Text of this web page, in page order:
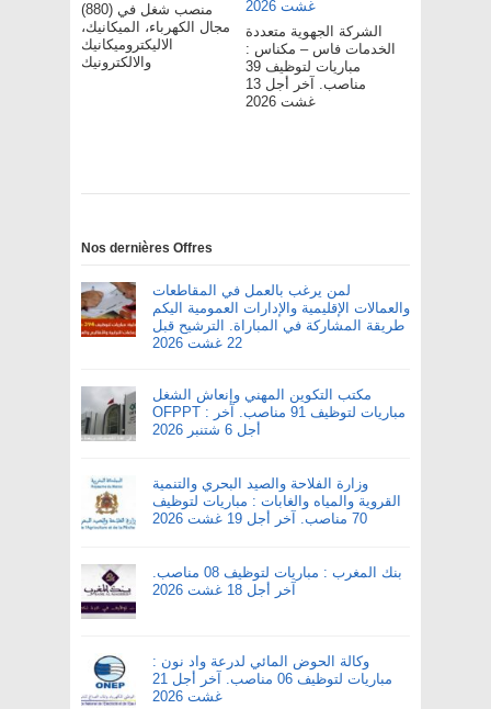
(880) منصب شغل في
مجال الكهرباء، الميكانيك،
الاليكتروميكانيك
والالكترونيك
الشركة الجهوية متعددة
الخدمات فاس – مکناس :
مباريات لتوظيف 39
مناصب. آخر أجل 13
غشت 2026
Nos dernières Offres
لمن يرغب بالعمل في المقاطعات
والعمالات الإقليمية والإدارات العمومية اليكم
طريقة المشاركة في المباراة. الترشيح قبل
22 غشت 2026
مكتب التكوين المهني وإنعاش الشغل
OFPPT : مباريات لتوظيف 91 مناصب. آخر
أجل 6 شتنبر 2026
وزارة الفلاحة والصيد البحري والتنمية
القروية والمياه والغابات : مباريات لتوظيف
70 مناصب. آخر أجل 19 غشت 2026
بنك المغرب : مباريات لتوظيف 08 مناصب.
آخر أجل 18 غشت 2026
وكالة الحوض المائي لدرعة واد نون :
مباريات لتوظيف 06 مناصب. آخر أجل 21
غشت 2026